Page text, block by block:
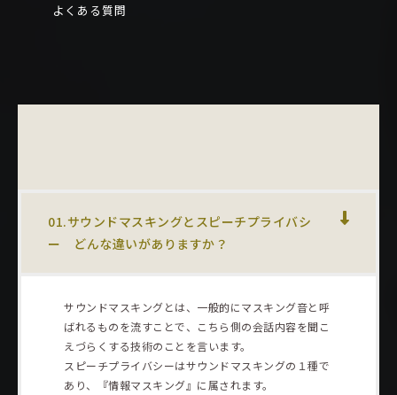
よくある質問
01.サウンドマスキングとスピーチプライバシ
ー どんな違いがありますか？
サウンドマスキングとは、一般的にマスキング音と呼
ばれるものを流すことで、こちら側の会話内容を聞こ
えづらくする技術のことを言います。
スピーチプライバシーはサウンドマスキングの１種で
あり、『情報マスキング』に属されます。